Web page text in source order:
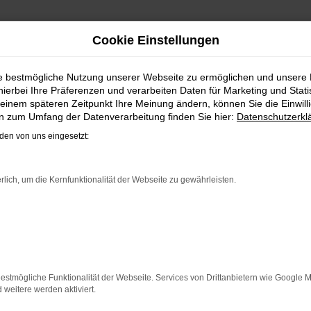
NACH
BALD IM VW GOLF
schnell fündig. Das Fahrzeug ist wie geschaffen für
kommt, dass in puncto Ausstattung in dieser
Und dann ist da noch das Design, dass Kenner
alldieweil Sie gegenüber einem Neuwagen erheblich
paar Tipps, die dir helfen können:
Cookie Einstellungen
bestmögliche Nutzung unserer Webseite zu ermöglichen und unsere
Ihre Präferenzen und verarbeiten Daten für Marketing und
späteren Zeitpunkt Ihre Meinung ändern, können Sie die
zum Umfang der Datenverarbeitung finden Sie hier:
von uns eingesetzt:
um die Kernfunktionalität der Webseite zu gewährleisten.
Funktionalität der Webseite. Services von Drittanbietern wie Google
weitere werden aktiviert.